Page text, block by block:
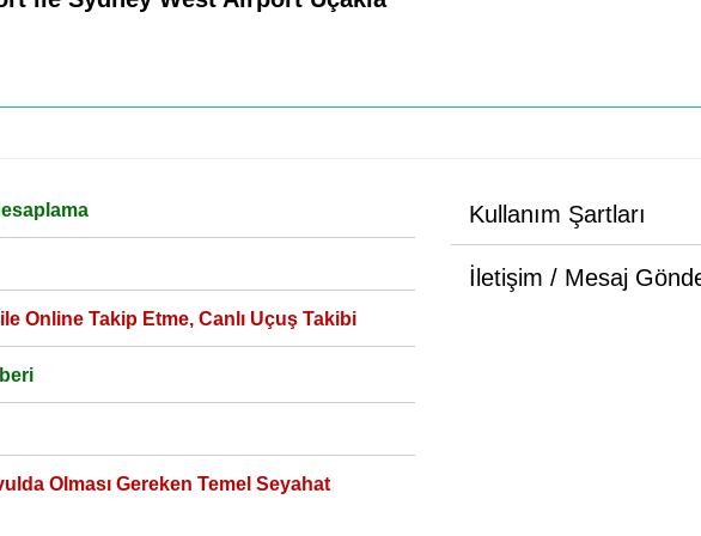
Online Takip Etme, Canlı Uçuş Takibi
Olması Gereken Temel Seyahat
Kullanım Şartları
İletişim / Mesaj